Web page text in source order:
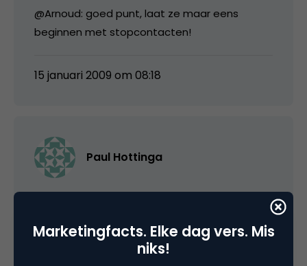
@Arnoud: goed punt, laat ze maar eens
beginnen met stopcontacten!
15 januari 2009 om 08:18
Paul Hottinga
Marketingfacts. Elke dag vers. Mis
niks!